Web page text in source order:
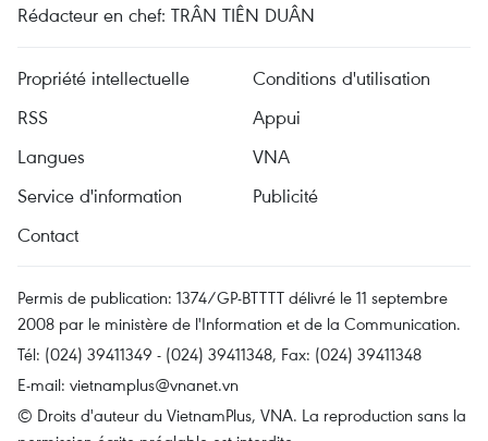
Rédacteur en chef: TRÂN TIÊN DUÂN
Propriété intellectuelle
Conditions d'utilisation
RSS
Appui
Langues
VNA
Service d'information
Publicité
Contact
Permis de publication: 1374/GP-BTTTT délivré le 11 septembre
2008 par le ministère de l'Information et de la Communication.
Tél: (024) 39411349 - (024) 39411348, Fax: (024) 39411348
E-mail: vietnamplus@vnanet.vn
© Droits d'auteur du VietnamPlus, VNA. La reproduction sans la